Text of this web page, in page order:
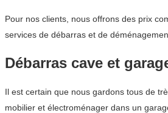
Pour nos clients, nous offrons des prix
services de débarras et de
Débarras cave et
Il est certain que nous gardons tous de
mobilier et électroménager dans un